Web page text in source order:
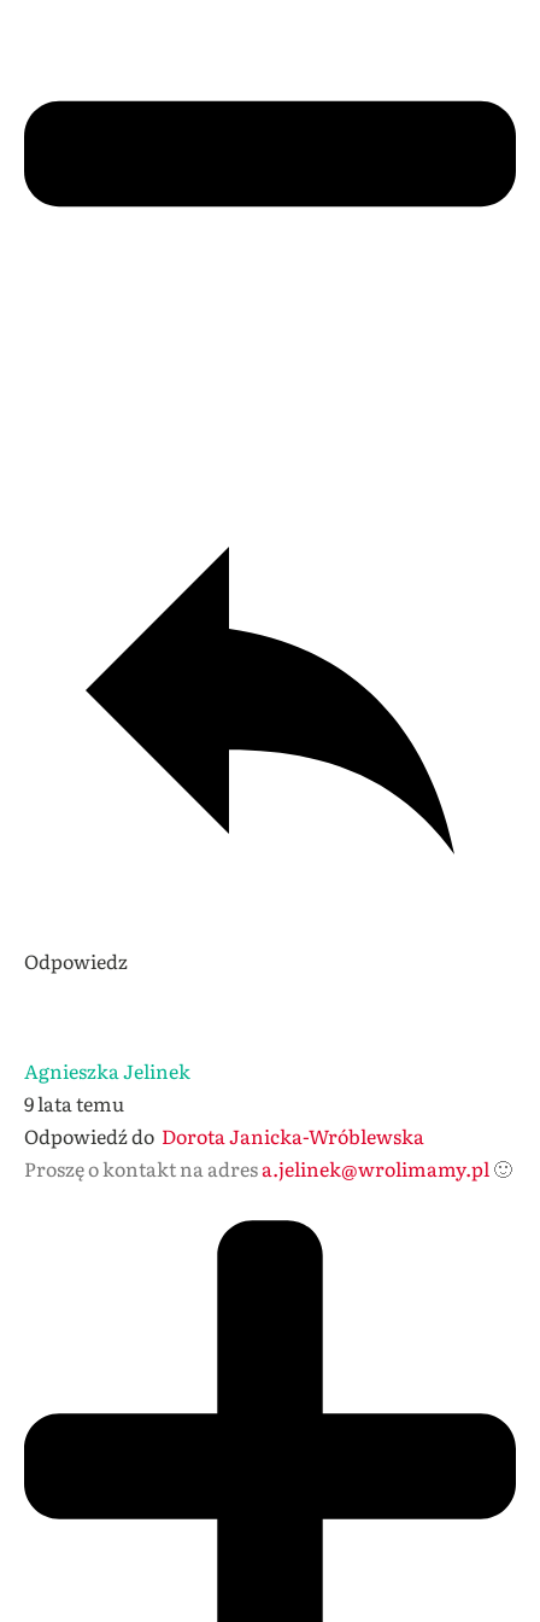
Odpowiedz
Agnieszka Jelinek
9 lata temu
Odpowiedź do Dorota Janicka-Wróblewska
Proszę o kontakt na adresa.jelinek@wrolimamy.pl 🙂